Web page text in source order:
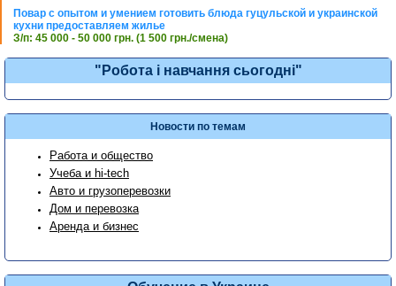
Повар с опытом и умением готовить блюда гуцульской и украинской
кухни предоставляем жилье
З/п: 45 000 - 50 000 грн. (1 500 грн./смена)
"Робота і навчання сьогодні"
Новости по темам
Работа и общество
Учеба и hi-tech
Авто и грузоперевозки
Дом и перевозка
Аренда и бизнес